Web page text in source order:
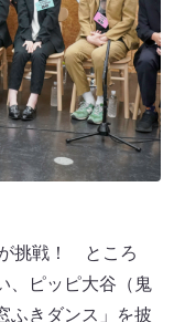
が挑戦！ ところ
、ピッピ⼤⾕（⻤
ふきダンス」を披